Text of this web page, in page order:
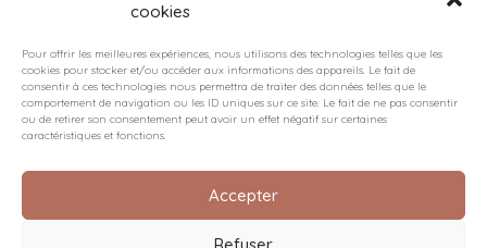
cookies
Pour offrir les meilleures expériences, nous utilisons des technologies telles que les
cookies pour stocker et/ou accéder aux informations des appareils. Le fait de
consentir à ces technologies nous permettra de traiter des données telles que le
comportement de navigation ou les ID uniques sur ce site. Le fait de ne pas consentir
ou de retirer son consentement peut avoir un effet négatif sur certaines
caractéristiques et fonctions.
Accepter
Refuser
NEWSLETTER